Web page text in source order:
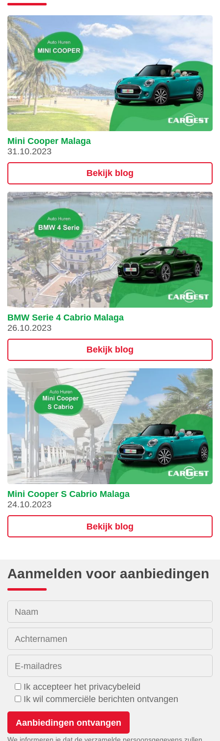
Mini Cooper Malaga
31.10.2023
Bekijk blog
BMW Serie 4 Cabrio Malaga
26.10.2023
Bekijk blog
Mini Cooper S Cabrio Malaga
24.10.2023
Bekijk blog
Aanmelden voor aanbiedingen
Naam
Achternamen
E-mailadres
Ik accepteer het privacybeleid
Ik wil commerciële berichten ontvangen